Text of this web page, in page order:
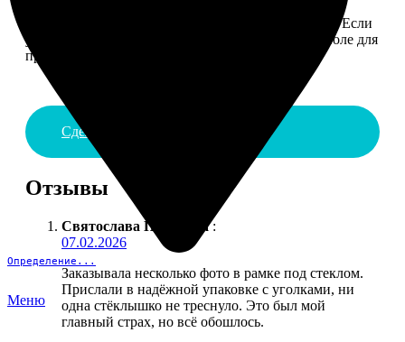
Определение...
Меню
Введите адрес и выберите способ доставки заказа. Если
у вас есть промокод, введите его в специальное поле для
промокода.
Сделать заказ
Отзывы
Святослава Полякова :
07.02.2026
Заказывала несколько фото в рамке под стеклом.
Прислали в надёжной упаковке с уголками, ни
одна стёклышко не треснуло. Это был мой
главный страх, но всё обошлось.